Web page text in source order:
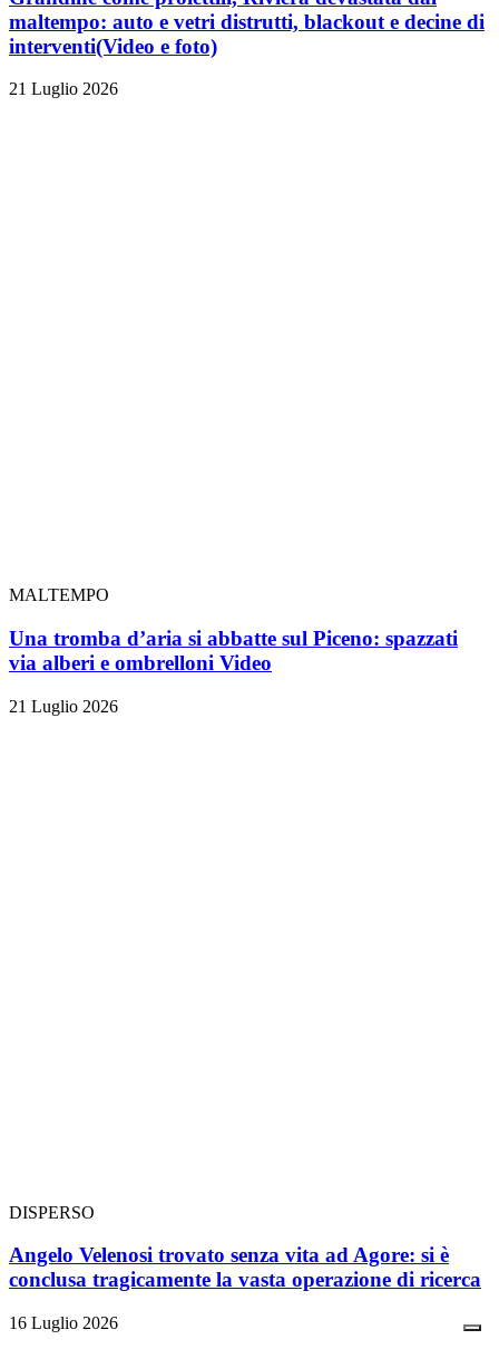
maltempo: auto e vetri distrutti, blackout e decine di
interventi(Video e foto)
21 Luglio 2026
MALTEMPO
Una tromba d’aria si abbatte sul Piceno: spazzati
via alberi e ombrelloni Video
21 Luglio 2026
DISPERSO
Angelo Velenosi trovato senza vita ad Agore: si è
conclusa tragicamente la vasta operazione di ricerca
16 Luglio 2026